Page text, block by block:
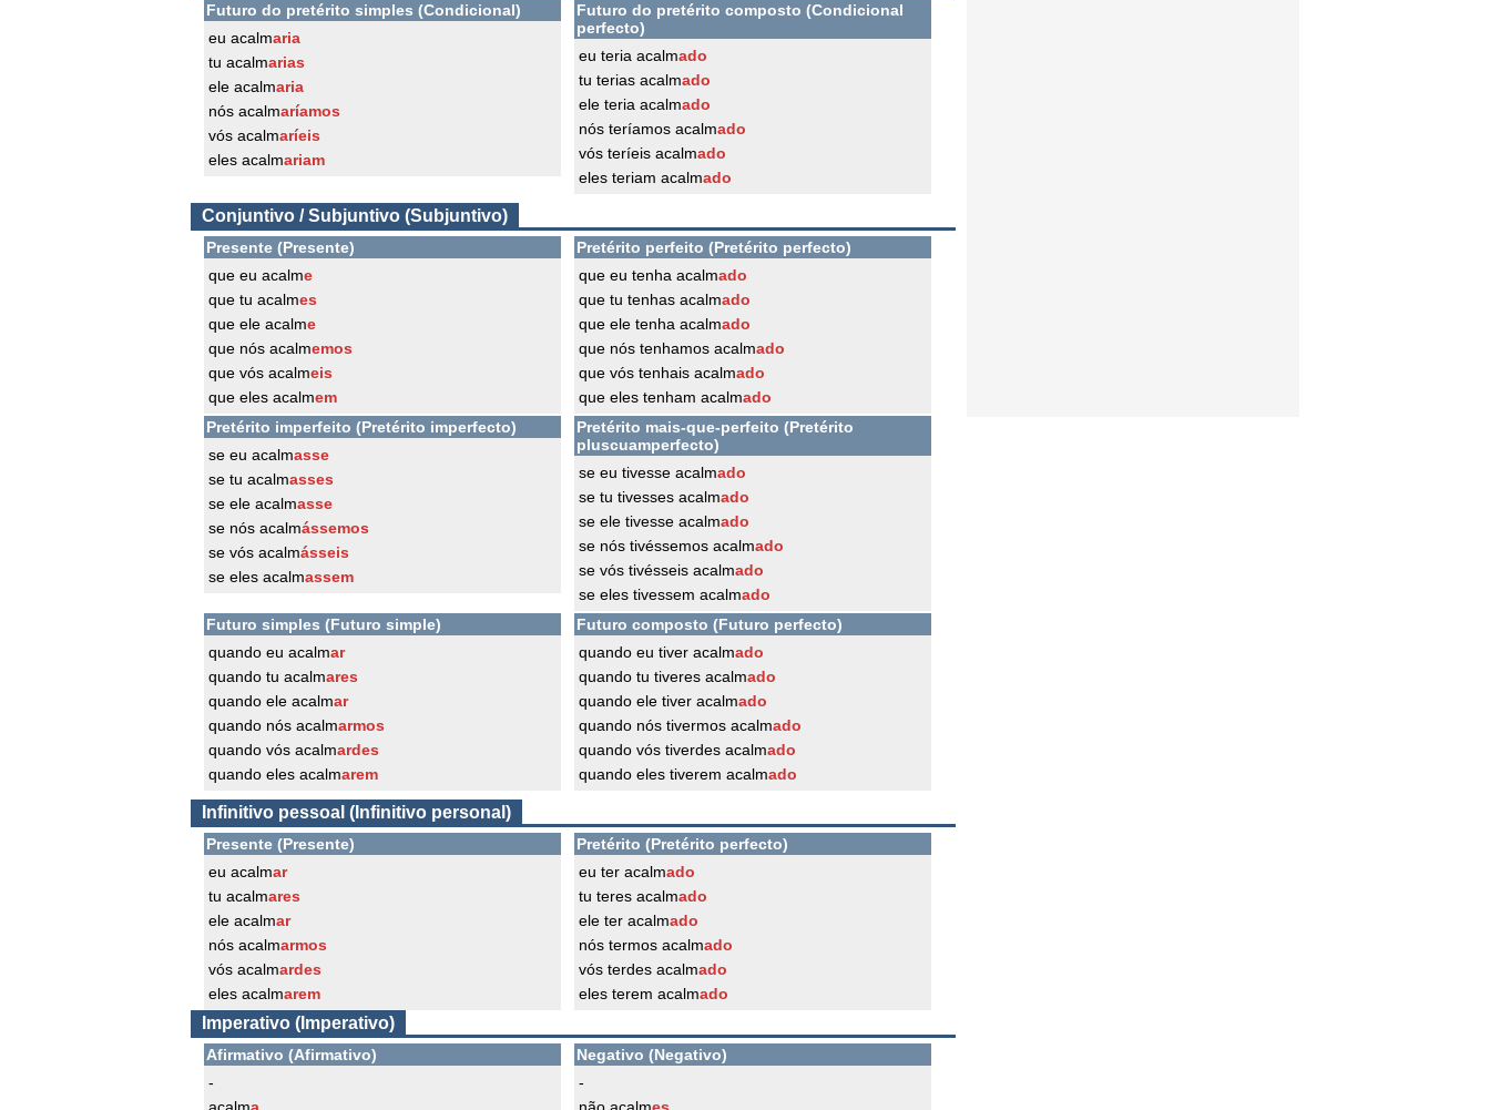
Futuro do pretérito simples (Condicional)
eu acalmaria
tu acalmarias
ele acalmaria
nós acalmaríamos
vós acalmaríeis
eles acalmariam
Futuro do pretérito composto (Condicional
perfecto)
eu teria acalmado
tu terias acalmado
ele teria acalmado
nós teríamos acalmado
vós teríeis acalmado
eles teriam acalmado
Conjuntivo / Subjuntivo (Subjuntivo)
Presente (Presente)
que eu acalme
que tu acalmes
que ele acalme
que nós acalmemos
que vós acalmeis
que eles acalmem
Pretérito perfeito (Pretérito perfecto)
que eu tenha acalmado
que tu tenhas acalmado
que ele tenha acalmado
que nós tenhamos acalmado
que vós tenhais acalmado
que eles tenham acalmado
Pretérito imperfeito (Pretérito imperfecto)
se eu acalmasse
se tu acalmasses
se ele acalmasse
se nós acalmássemos
se vós acalmásseis
se eles acalmassem
Pretérito mais-que-perfeito (Pretérito
pluscuamperfecto)
se eu tivesse acalmado
se tu tivesses acalmado
se ele tivesse acalmado
se nós tivéssemos acalmado
se vós tivésseis acalmado
se eles tivessem acalmado
Futuro simples (Futuro simple)
quando eu acalmar
quando tu acalmares
quando ele acalmar
quando nós acalmarmos
quando vós acalmardes
quando eles acalmarem
Futuro composto (Futuro perfecto)
quando eu tiver acalmado
quando tu tiveres acalmado
quando ele tiver acalmado
quando nós tivermos acalmado
quando vós tiverdes acalmado
quando eles tiverem acalmado
Infinitivo pessoal (Infinitivo personal)
Presente (Presente)
eu acalmar
tu acalmares
ele acalmar
nós acalmarmos
vós acalmardes
eles acalmarem
Pretérito (Pretérito perfecto)
eu ter acalmado
tu teres acalmado
ele ter acalmado
nós termos acalmado
vós terdes acalmado
eles terem acalmado
Imperativo (Imperativo)
Afirmativo (Afirmativo)
-
Negativo (Negativo)
-